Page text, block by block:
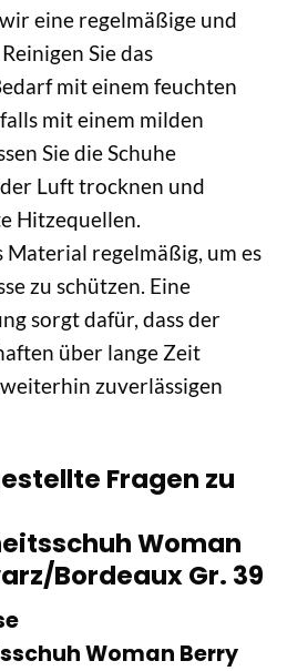
eine regelmäßige und
Sie das
mit einem feuchten
mit einem milden
Sie die Schuhe
Luft trocknen und
Hitzequellen.
Material regelmäßig, um es
zu schützen. Eine
sorgt dafür, dass der
über lange Zeit
zuverlässigen
Fragen zu
Woman
Bordeaux Gr. 39
Woman Berry